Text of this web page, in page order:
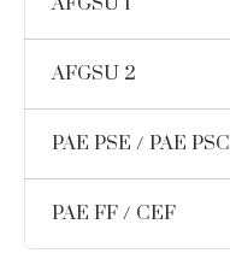
AFGSU 2
PAE PSE / PAE PSC
PAE FF / CEF